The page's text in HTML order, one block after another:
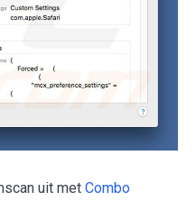
uit met Combo